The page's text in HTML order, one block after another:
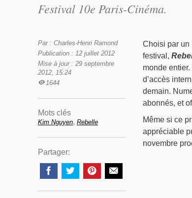
Festival 10e Paris-Cinéma.
Choisi par un
festival,
monde
d’accès
demain.
abonnés, et
Même si ce
appréciable
novembre
Par : Charles-Henri Ramond
Publication : 12 juillet 2012
Mise à jour : 29 septembre
2012, 15:24
1644
Mots clés
Kim Nguyen, Rebelle
Partager: